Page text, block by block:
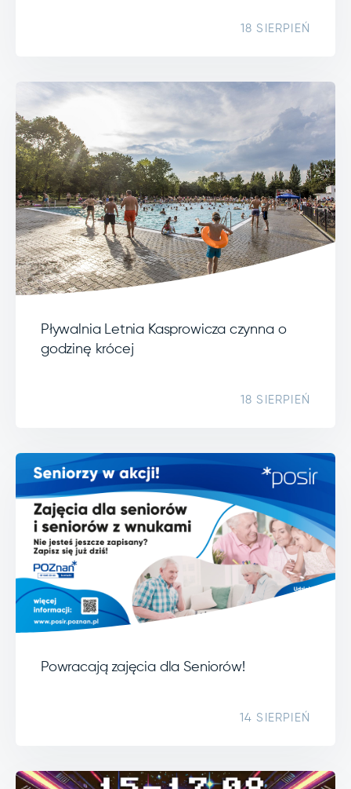
18 SIERPIEŃ
Pływalnia Letnia Kasprowicza czynna o
godzinę krócej
18 SIERPIEŃ
Powracają zajęcia dla Seniorów!
14 SIERPIEŃ